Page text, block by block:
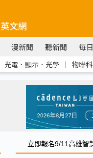
英文網
漫新聞 聽新聞 每
光電．顯示．光學 ｜ 物聯
立即報名9/11高雄智